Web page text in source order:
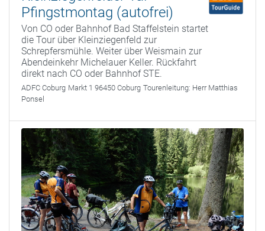
Pfingstmontag (autofrei)
Von CO oder Bahnhof Bad Staffelstein startet
die Tour über Kleinziegenfeld zur
Schrepfersmühle. Weiter über Weismain zur
Abendeinkehr Michelauer Keller. Rückfahrt
direkt nach CO oder Bahnhof STE.
ADFC Coburg Markt 1 96450 Coburg Tourenleitung: Herr Matthias
Ponsel